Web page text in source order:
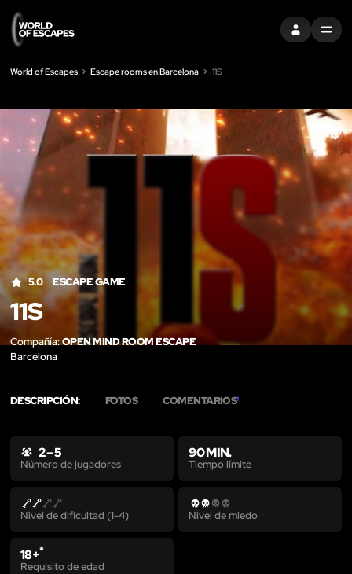
ENTRARMENU
World of Escapes Escape rooms en Barcelona 11S
LIKE
5.0 ESCAPE GAME
11S
Compañía:OPEN MIND ROOM ESCAPE
Barcelona
DESCRIPCIÓN: FOTOS COMENTARIOS1
2 – 5
Número de jugadores
90 MIN.
Tiempo límite
Nivel de dificultad (1-4) Nivel de miedo
18+*
Requisito de edad